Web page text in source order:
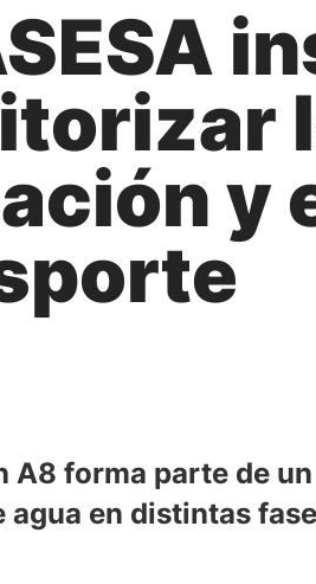
y
A8 forma parte de
agua en distintas